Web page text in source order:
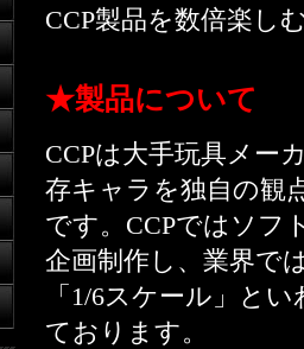
CCP製品を数倍楽し
★製品について
CCPは大手玩具メー
存キャラを独自の観
です。CCPではソフ
企画制作し、業界で
「1/6スケール」と
ております。